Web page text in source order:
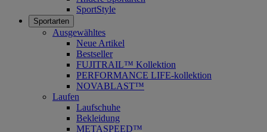
SportStyle
Sportarten
Ausgewähltes
Neue Artikel
Bestseller
FUJITRAIL™ Kollektion
PERFORMANCE LIFE-kollektion
NOVABLAST™
Laufen
Laufschuhe
Bekleidung
METASPEED™